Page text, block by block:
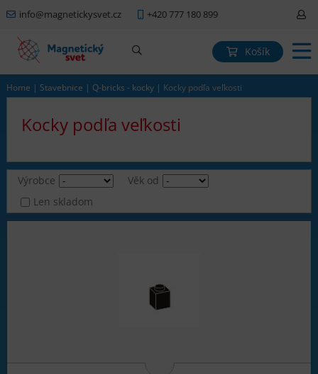
info@magnetickysvet.cz +420 777 180 899
Košík
Home | Stavebnice | Q-bricks - kocky| Kocky podľa veľkosti
Kocky podľa veľkosti
Výrobce
Věk od
Len skladom